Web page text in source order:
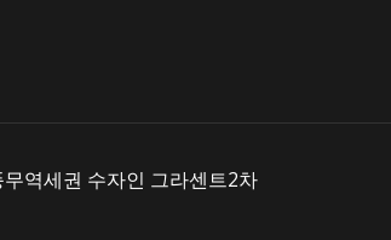
역세권 수자인 그라센트2차